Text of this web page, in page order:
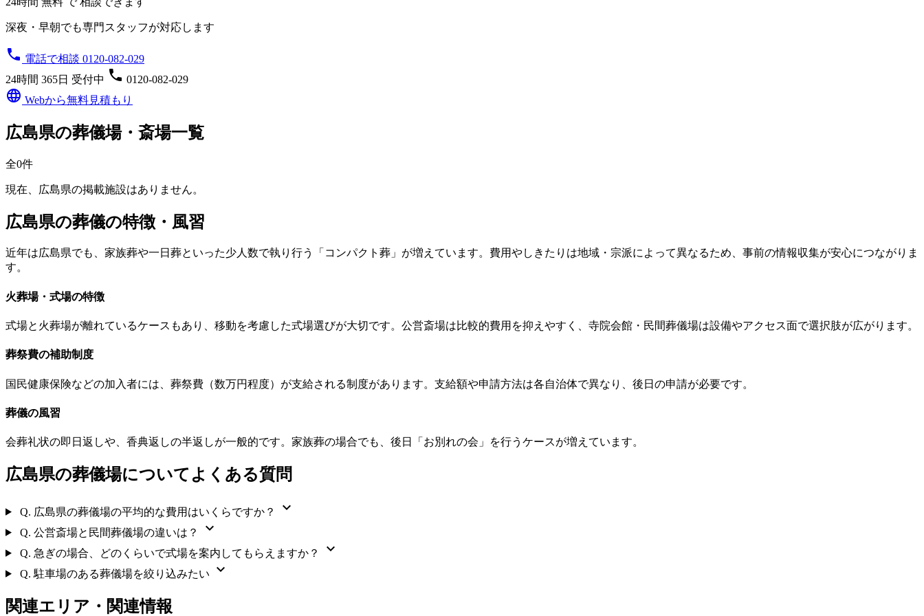
深夜・早朝でも専門スタッフが対応します
phone 電話で相談 0120-082-029
24時間 365日 受付中 phone 0120-082-029
language Webから無料見積もり
広島県の葬儀場・斎場一覧
全0件
現在、広島県の掲載施設はありません。
広島県の葬儀の特徴・風習
近年は広島県でも、家族葬や一日葬といった少人数で執り行う「コンパクト葬」が増えています。費用やしきたりは地域・宗派によって異なるため、事前の情報収集が安心につながりま
す。
火葬場・式場の特徴
式場と火葬場が離れているケースもあり、移動を考慮した式場選びが大切です。公営斎場は比較的費用を抑えやすく、寺院会館・民間葬儀場は設備やアクセス面で選択肢が広がります。
葬祭費の補助制度
国民健康保険などの加入者には、葬祭費（数万円程度）が支給される制度があります。支給額や申請方法は各自治体で異なり、後日の申請が必要です。
葬儀の風習
会葬礼状の即日返しや、香典返しの半返しが一般的です。家族葬の場合でも、後日「お別れの会」を行うケースが増えています。
広島県の葬儀場についてよくある質問
Q. 広島県の葬儀場の平均的な費用はいくらですか？ expand_more
Q. 公営斎場と民間葬儀場の違いは？ expand_more
Q. 急ぎの場合、どのくらいで式場を案内してもらえますか？ expand_more
Q. 駐車場のある葬儀場を絞り込みたい expand_more
関連エリア・関連情報